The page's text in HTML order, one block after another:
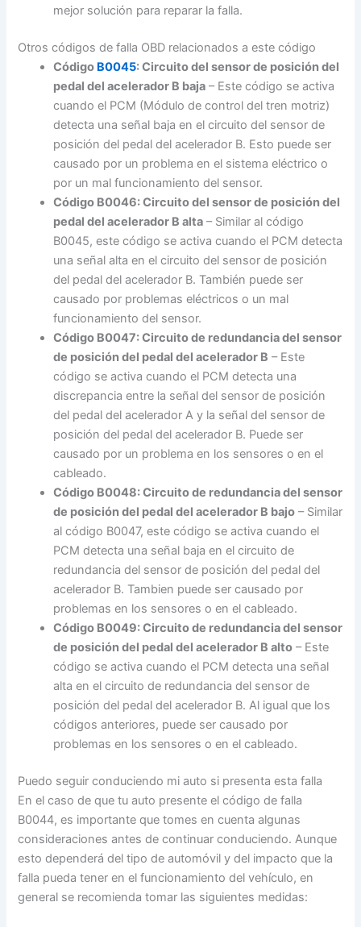
mejor solución para reparar la falla.
Otros códigos de falla OBD relacionados a este código
Código B0045: Circuito del sensor de posición del
pedal del acelerador B baja – Este código se activa
cuando el PCM (Módulo de control del tren motriz)
detecta una señal baja en el circuito del sensor de
posición del pedal del acelerador B. Esto puede ser
causado por un problema en el sistema eléctrico o
por un mal funcionamiento del sensor.
Código B0046: Circuito del sensor de posición del
pedal del acelerador B alta – Similar al código
B0045, este código se activa cuando el PCM detecta
una señal alta en el circuito del sensor de posición
del pedal del acelerador B. También puede ser
causado por problemas eléctricos o un mal
funcionamiento del sensor.
Código B0047: Circuito de redundancia del sensor
de posición del pedal del acelerador B – Este
código se activa cuando el PCM detecta una
discrepancia entre la señal del sensor de posición
del pedal del acelerador A y la señal del sensor de
posición del pedal del acelerador B. Puede ser
causado por un problema en los sensores o en el
cableado.
Código B0048: Circuito de redundancia del sensor
de posición del pedal del acelerador B bajo – Similar
al código B0047, este código se activa cuando el
PCM detecta una señal baja en el circuito de
redundancia del sensor de posición del pedal del
acelerador B. Tambien puede ser causado por
problemas en los sensores o en el cableado.
Código B0049: Circuito de redundancia del sensor
de posición del pedal del acelerador B alto – Este
código se activa cuando el PCM detecta una señal
alta en el circuito de redundancia del sensor de
posición del pedal del acelerador B. Al igual que los
códigos anteriores, puede ser causado por
problemas en los sensores o en el cableado.
Puedo seguir conduciendo mi auto si presenta esta falla
En el caso de que tu auto presente el código de falla
B0044, es importante que tomes en cuenta algunas
consideraciones antes de continuar conduciendo. Aunque
esto dependerá del tipo de automóvil y del impacto que la
falla pueda tener en el funcionamiento del vehículo, en
general se recomienda tomar las siguientes medidas: